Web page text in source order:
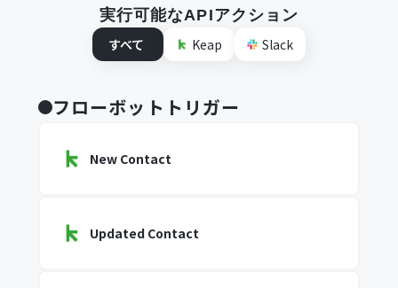
実行可能なAPIアクション
すべて
Keap Slack
フローボットトリガー
New Contact
Updated Contact